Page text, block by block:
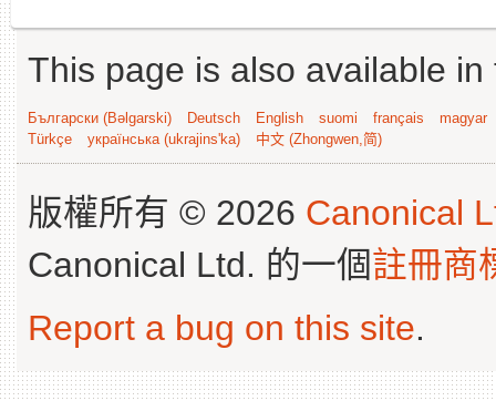
This page is also available
Български (Bəlgarski) Deutsch English suomi français
magyar
Türkçe
українська (ukrajins'ka) 中文 (Zhongwen,简)
版權所有 © 2026 Canonical
Canonical Ltd. 的一個註冊商
Report a bug on this site.